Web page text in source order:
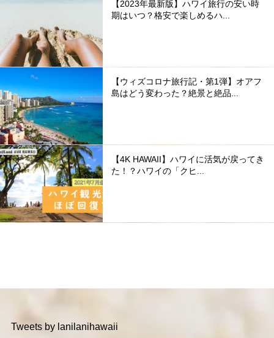
【2023年最新版】ハワイ旅行の安い時
期はいつ？格安で楽しめるハ...
【ウィズコロナ旅行記・第1弾】オアフ
島はどう変わった？絶景と絶品...
【4K HAWAII】ハワイに活気が戻ってき
た！？ハワイの「クヒ...
Tweets by lanilanihawaii